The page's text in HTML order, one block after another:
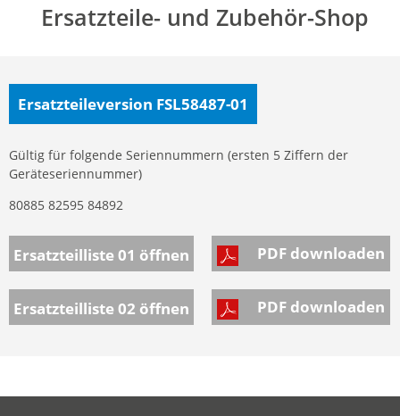
Ersatzteile- und Zubehör-Shop
Ersatzteileversion FSL58487-01
Gültig für folgende Seriennummern (ersten 5 Ziffern der
Geräteseriennummer)
80885 82595 84892
Ersatzteilliste 01 öffnen PDF downloaden
Ersatzteilliste 02 öffnen PDF downloaden